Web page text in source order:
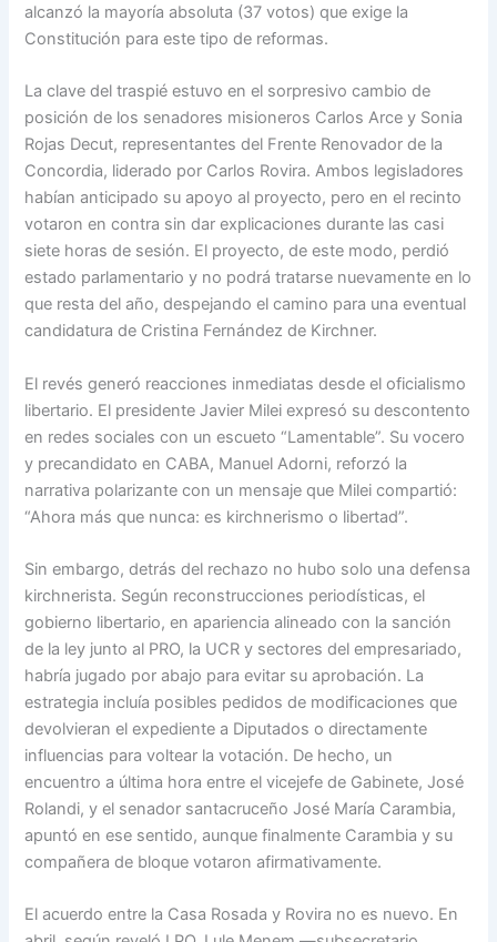
alcanzó la mayoría absoluta (37 votos) que exige la
Constitución para este tipo de reformas.
La clave del traspié estuvo en el sorpresivo cambio de
posición de los senadores misioneros Carlos Arce y Sonia
Rojas Decut, representantes del Frente Renovador de la
Concordia, liderado por Carlos Rovira. Ambos legisladores
habían anticipado su apoyo al proyecto, pero en el recinto
votaron en contra sin dar explicaciones durante las casi
siete horas de sesión. El proyecto, de este modo, perdió
estado parlamentario y no podrá tratarse nuevamente en lo
que resta del año, despejando el camino para una eventual
candidatura de Cristina Fernández de Kirchner.
El revés generó reacciones inmediatas desde el oficialismo
libertario. El presidente Javier Milei expresó su descontento
en redes sociales con un escueto “Lamentable”. Su vocero
y precandidato en CABA, Manuel Adorni, reforzó la
narrativa polarizante con un mensaje que Milei compartió:
“Ahora más que nunca: es kirchnerismo o libertad”.
Sin embargo, detrás del rechazo no hubo solo una defensa
kirchnerista. Según reconstrucciones periodísticas, el
gobierno libertario, en apariencia alineado con la sanción
de la ley junto al PRO, la UCR y sectores del empresariado,
habría jugado por abajo para evitar su aprobación. La
estrategia incluía posibles pedidos de modificaciones que
devolvieran el expediente a Diputados o directamente
influencias para voltear la votación. De hecho, un
encuentro a última hora entre el vicejefe de Gabinete, José
Rolandi, y el senador santacruceño José María Carambia,
apuntó en ese sentido, aunque finalmente Carambia y su
compañera de bloque votaron afirmativamente.
El acuerdo entre la Casa Rosada y Rovira no es nuevo. En